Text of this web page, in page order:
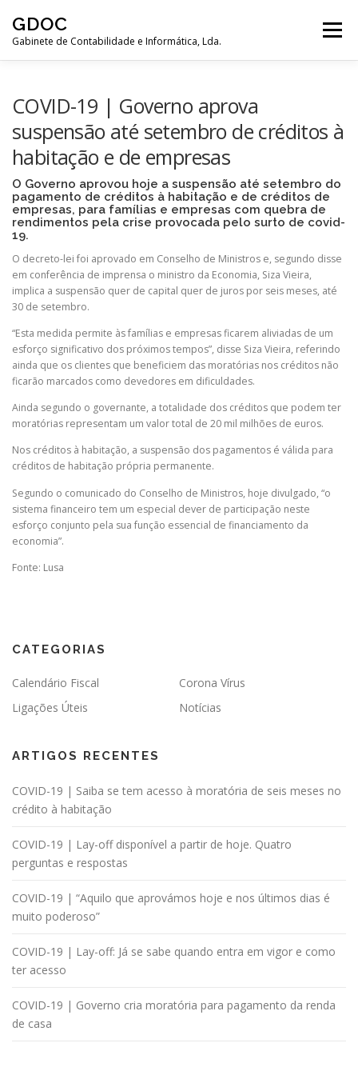
para
conteúdo
GDOC
Gabinete de Contabilidade e Informática, Lda.
Menu
LIGAÇÕES ÚTEIS
COVID-19 | Governo aprova
suspensão até setembro de créditos à
habitação e de empresas
O Governo aprovou hoje a suspensão até setembro do
pagamento de créditos à habitação e de créditos de
empresas, para famílias e empresas com quebra de
rendimentos pela crise provocada pelo surto de covid-
19.
O decreto-lei foi aprovado em Conselho de Ministros e, segundo disse
em conferência de imprensa o ministro da Economia, Siza Vieira,
implica a suspensão quer de capital quer de juros por seis meses, até
30 de setembro.
“Esta medida permite às famílias e empresas ficarem aliviadas de um
esforço significativo dos próximos tempos”, disse Siza Vieira, referindo
ainda que os clientes que beneficiem das moratórias nos créditos não
ficarão marcados como devedores em dificuldades.
Ainda segundo o governante, a totalidade dos créditos que podem ter
moratórias representam um valor total de 20 mil milhões de euros.
Nos créditos à habitação, a suspensão dos pagamentos é válida para
créditos de habitação própria permanente.
Segundo o comunicado do Conselho de Ministros, hoje divulgado, “o
sistema financeiro tem um especial dever de participação neste
esforço conjunto pela sua função essencial de financiamento da
economia”.
Fonte: Lusa
CATEGORIAS
Calendário Fiscal
Corona Vírus
Ligações Úteis
Notícias
ARTIGOS RECENTES
COVID-19 | Saiba se tem acesso à moratória de seis meses no
crédito à habitação
COVID-19 | Lay-off disponível a partir de hoje. Quatro
perguntas e respostas
COVID-19 | “Aquilo que aprovámos hoje e nos últimos dias é
muito poderoso”
COVID-19 | Lay-off: Já se sabe quando entra em vigor e como
ter acesso
COVID-19 | Governo cria moratória para pagamento da renda
de casa